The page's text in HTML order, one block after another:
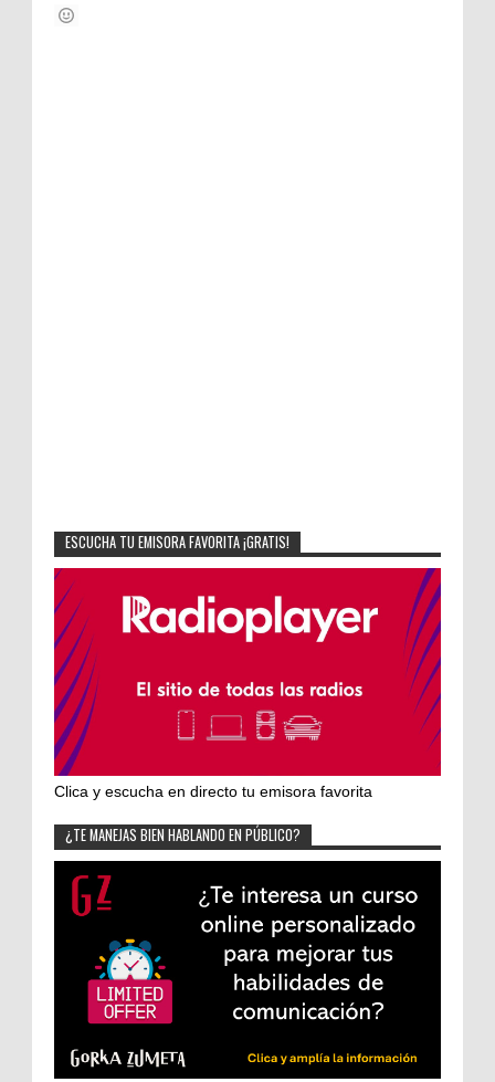
ESCUCHA TU EMISORA FAVORITA ¡GRATIS!
Clica y escucha en directo tu emisora favorita
¿TE MANEJAS BIEN HABLANDO EN PÚBLICO?